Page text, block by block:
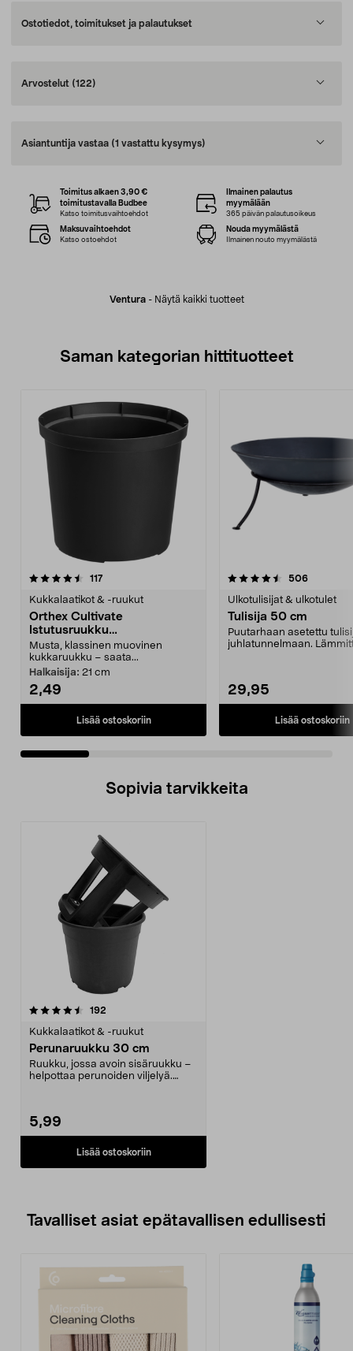
Ostotiedot, toimitukset ja palautukset
Arvostelut (122)
Asiantuntija vastaa (1 vastattu kysymys)
Ventura- Näytä kaikki tuotteet
Toimitus alkaen 3,90 €
toimitustavalla Budbee
Katso toimitusvaihtoehdot
Ilmainen palautus
myymälään
365 päivän palautusoikeus
Maksuvaihtoehdot
Katso ostoehdot
Nouda myymälästä
Ilmainen nouto myymälästä
Saman kategorian hittituotteet
117arvostelut
Kukkalaatikot & -ruukut
Orthex Cultivate
Istutusruukku
kierrätysmuovia, musta
Musta, klassinen muovinen
kukkaruukku – saata...
Halkaisija: 21 cm
2,49
Lisää ostoskoriin
4.5 viidestä
506arvostelut
Ulkotulisijat & ulkotulet
Tulisija 50 cm
Puutarhaan asetettu
juhlatunnelmaan.
29,95
Lisää ostoskoriin
4.5 viidestä
Sopivia tarvikkeita
192
Kukkalaatikot & -ruukut
Perunaruukku 30 cm
Ruukku, jossa avoin sisäruukku –
helpottaa perunoiden viljelyä.
5,99
Lisää ostoskoriin
Tavalliset asiat epätavallisen edullisesti